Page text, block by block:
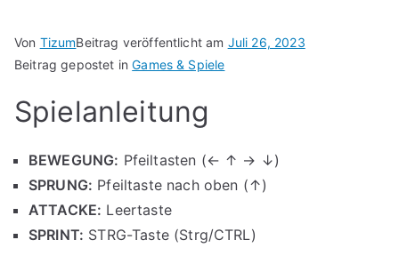
Von TizumBeitrag veröffentlicht am Juli 26, 2023
Beitrag gepostet inGames & Spiele
Spielanleitung
BEWEGUNG: Pfeiltasten (← ↑ → ↓)
SPRUNG: Pfeiltaste nach oben (↑)
ATTACKE: Leertaste
SPRINT: STRG-Taste (Strg/CTRL)